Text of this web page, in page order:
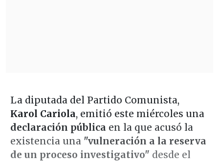
La diputada del Partido Comunista,
Karol Cariola, emitió este miércoles una
declaración pública en la que acusó la
existencia una "vulneración a la reserva
de un proceso investigativo" desde el